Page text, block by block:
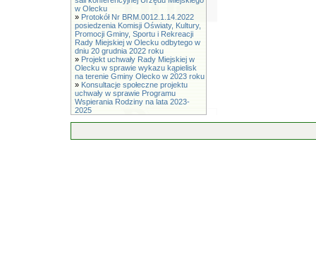
w Olecku
» Protokół Nr BRM.0012.1.14.2022
posiedzenia Komisji Oświaty, Kultury,
Promocji Gminy, Sportu i Rekreacji
Rady Miejskiej w Olecku odbytego w
dniu 20 grudnia 2022 roku
» Projekt uchwały Rady Miejskiej w
Olecku w sprawie wykazu kąpielisk
na terenie Gminy Olecko w 2023 roku
» Konsultacje społeczne projektu
uchwały w sprawie Programu
Wspierania Rodziny na lata 2023-
2025